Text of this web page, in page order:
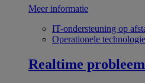
Meer informatie
IT-ondersteuning op
Operationele technologie
Realtime